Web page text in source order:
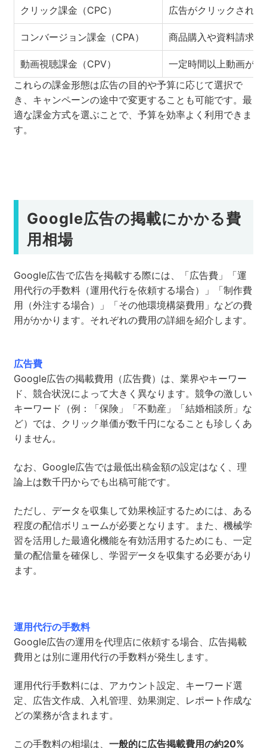
クリック課金（CPC） 広告がクリックされ
コンバージョン課金（CPA） 商品購入や資料請求
動画視聴課金（CPV）
一定時間以上動画が
これらの課金形態は広告の目的や予算に応じて選択で
き、キャンペーンの途中で変更することも可能です。最
適な課金方式を選ぶことで、予算を効率よく利用できま
す。
Google広告の掲載にかかる費
用相場
Google広告で広告を掲載する際には、「広告費」「運
用代行の手数料（運用代行を依頼する場合）」「制作費
用（外注する場合）」「その他環境構築費用」などの費
用がかかります。それぞれの費用の詳細を紹介します。
広告費
Google広告の掲載費用（広告費）は、業界やキーワー
ド、競合状況によって大きく異なります。競争の激しい
キーワード（例：「保険」「不動産」「結婚相談所」な
ど）では、クリック単価が数千円になることも珍しくあ
りません。
なお、Google広告では最低出稿金額の設定はなく、理
論上は数千円からでも出稿可能です。
ただし、データを収集して効果検証するためには、ある
程度の配信ボリュームが必要となります。また、機械学
習を活用した最適化機能を有効活用するためにも、一定
量の配信量を確保し、学習データを収集する必要があり
ます。
運用代行の手数料
Google広告の運用を代理店に依頼する場合、広告掲載
費用とは別に運用代行の手数料が発生します。
運用代行手数料には、アカウント設定、キーワード選
定、広告文作成、入札管理、効果測定、レポート作成な
どの業務が含まれます。
この手数料の相場は、 一般的に広告掲載費用の約20%